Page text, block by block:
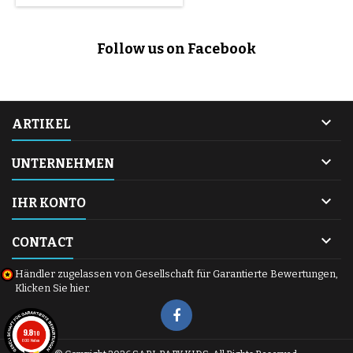
dank seines Einhand-
aufrecht, um den Transport mit
neues Produkt mit der
Follow us on Facebook
ARTIKEL 
UNTERNEHMEN 
IHR KONTO 
CONTACT 
Händler zugelassen von Gesellschaft für Garantierte Bewertungen,
Klicken Sie hier.
9.8/10
600 Noten